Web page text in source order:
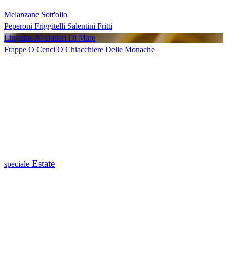
Melanzane Sott'olio
Peperoni Friggitelli Salentini Fritti
Linguine Ai Datteri Di Mare
Frappe O Cenci O Chiacchiere Delle Monache
speciale Estate